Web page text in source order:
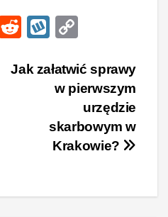
Li
R
d
W
o
p
p
y
Li
n
Jak załatwić sprawy
w pierwszym
urzędzie
skarbowym w
Krakowie?